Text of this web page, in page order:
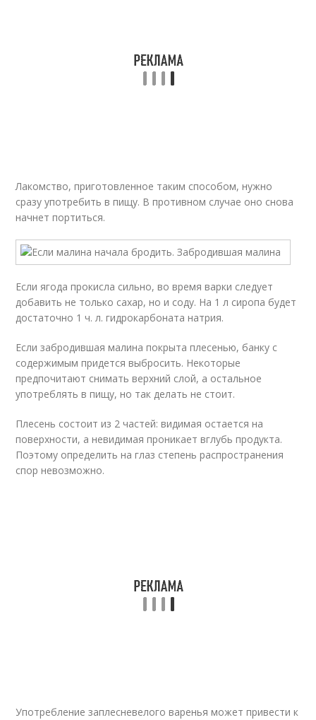
Лакомство, приготовленное таким способом, нужно
сразу употребить в пищу. В противном случае оно снова
начнет портиться.
Если ягода прокисла сильно, во время варки следует
добавить не только сахар, но и соду. На 1 л сиропа будет
достаточно 1 ч. л. гидрокарбоната натрия.
Если забродившая малина покрыта плесенью, банку с
содержимым придется выбросить. Некоторые
предпочитают снимать верхний слой, а остальное
употреблять в пищу, но так делать не стоит.
Плесень состоит из 2 частей: видимая остается на
поверхности, а невидимая проникает вглубь продукта.
Поэтому определить на глаз степень распространения
спор невозможно.
Употребление заплесневелого варенья может привести к